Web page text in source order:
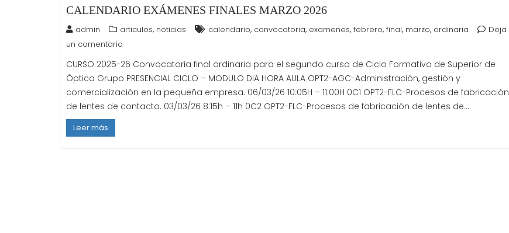
CALENDARIO EXÁMENES FINALES MARZO 2026
admin articulos, noticias calendario, convocatoria, examenes, febrero, final, marzo, ordinaria
Deja
un comentario
CURSO 2025-26 Convocatoria final ordinaria para el segundo curso de Ciclo Formativo de Superior de
Óptica Grupo PRESENCIAL CICLO – MODULO DIA HORA AULA OPT2-AGC-Administración, gestión y
comercialización en la pequeña empresa. 06/03/26 10:05H – 11:00H 0C1 OPT2-FLC-Procesos de fabricación
de lentes de contacto. 03/03/26 8:15h – 11h 0C2 OPT2-FLC-Procesos de fabricación de lentes de…
Leer más